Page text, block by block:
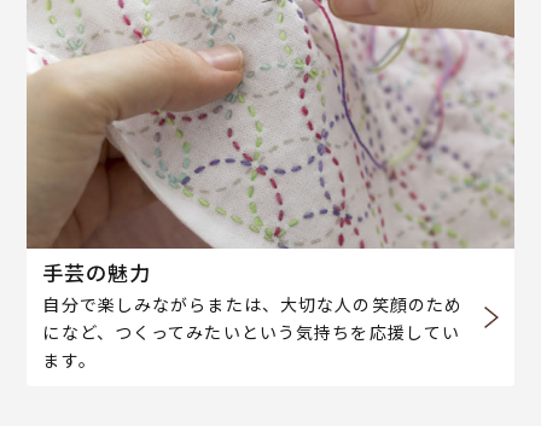
手芸の魅力
自分で楽しみながらまたは、大切な人の笑顔のため
になど、つくってみたいという気持ちを応援してい
ます。